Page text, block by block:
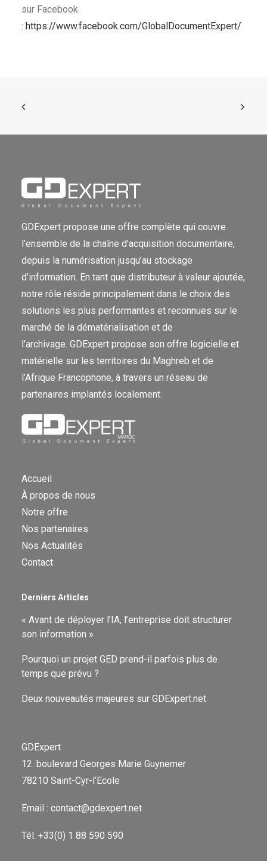
sur Facebook
: https://www.facebook.com/GlobalDocumentExpert/
GDExpert propose une offre complète qui couvre
l’ensemble de la chaîne d’acquisition documentaire,
depuis la numérisation jusqu’au stockage
d’information. En tant que distributeur à valeur ajoutée,
notre rôle réside principalement dans le choix des
solutions les plus performantes et reconnues sur le
marché de la dématérialisation et de
l’archivage. GDExpert propose son offre logicielle et
matérielle sur les territoires du Maghreb et de
l’Afrique Francophone, à travers un réseau de
partenaires implantés localement.
Accueil
À propos de nous
Notre offre
Nos partenaires
Nos Actualités
Contact
Derniers Articles
« Avant de déployer l’IA, l’entreprise doit structurer
son information »
Pourquoi un projet GED prend-il parfois plus de
temps que prévu ?
Deux nouveautés majeures sur GDExpert.net
GDExpert
12. boulevard Georges Marie Guynemer
78210 Saint-Cyr-l’Ecole
Email : contact@gdexpert.net
Tél. +33(0) 1 88 590 590